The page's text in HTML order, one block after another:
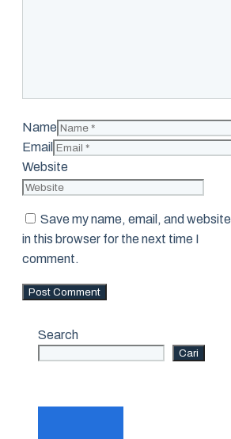
Name
Email
Website
Save my name, email, and website
in this browser for the next time I
comment.
Search
Cari